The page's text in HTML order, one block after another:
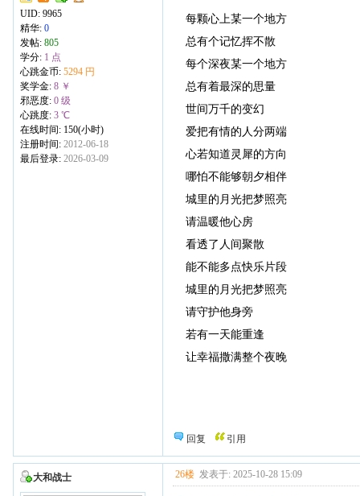
UID: 9965
精华: 0
发帖: 805
学分: 1 点
心跳金币: 5294 円
奖学金: 8 ￥
邪恶度: 0 级
心跳度: 3 ℃
在线时间: 150(小时)
注册时间: 2012-06-18
最后登录: 2026-03-09
每颗心上某一个地方
总有个记忆挥不散
每个深夜某一个地方
总有着最深的思量
世间万千的变幻
爱把有情的人分两端
心若知道灵犀的方向
哪怕不能够朝夕相伴
城里的月光把梦照亮
请温暖他心房
看透了人间聚散
能不能多点快乐片段
城里的月光把梦照亮
请守护他身旁
若有一天能重逢
让幸福撒满整个夜晚
回复 引用
大和战士 26楼 发表于: 2025-10-28 15:09